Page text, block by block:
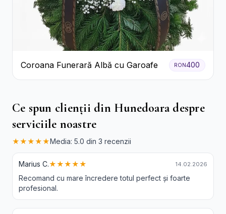
Coroana Funerară Albă cu Garoafe RON400
Ce spun clienții din Hunedoara despre
serviciile noastre
★★★★★Media: 5.0 din 3 recenzii
Marius C.★★★★★ 14.02.2026
Recomand cu mare încredere totul perfect și foarte
profesional.